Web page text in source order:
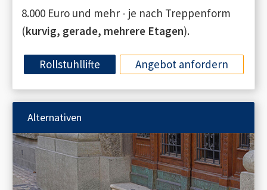
8.000 Euro und mehr - je nach Treppenform
(kurvig, gerade, mehrere Etagen).
Rollstuhllifte Angebot anfordern
Alternativen